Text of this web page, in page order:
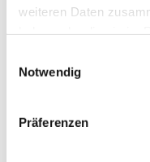
weiteren Daten
Notwendig
Präferenzen